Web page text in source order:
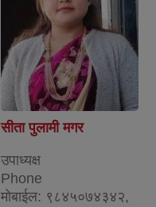
सीता पुलामी मगर
उपाध्यक्ष
Phone
मोबाईल: ९८४५०७४३४२,